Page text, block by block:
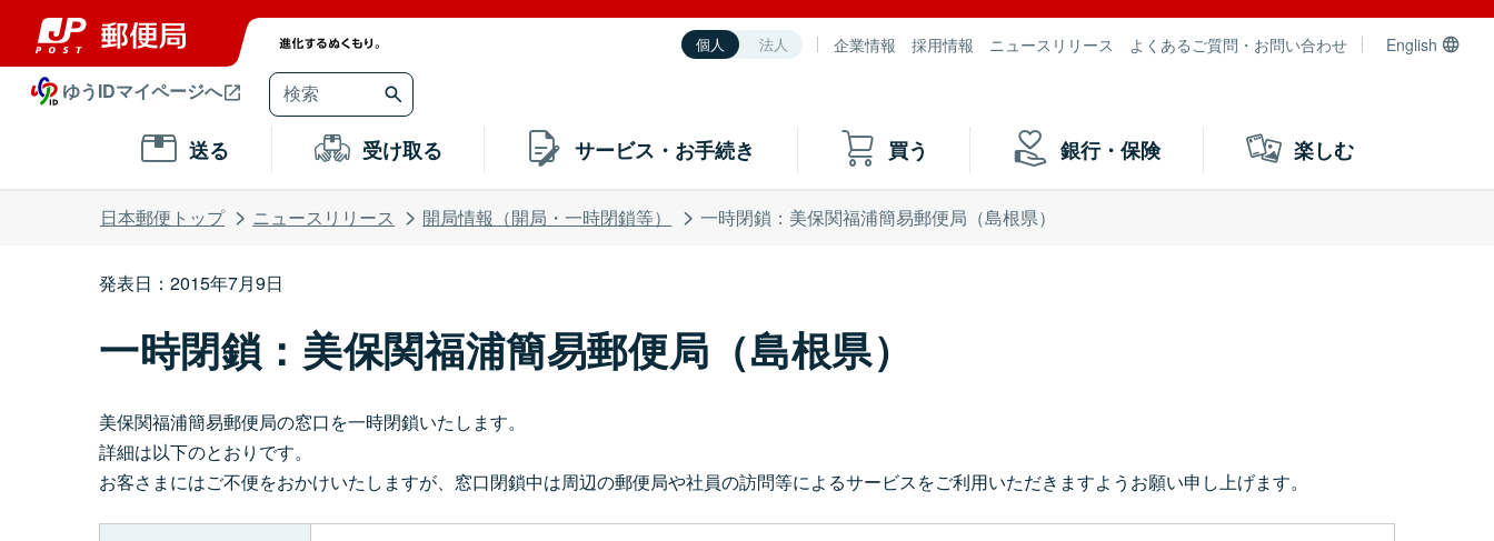
個人 法人 企業情報 採用情報 ニュースリリース よくあるご質問・お問い合わせ English
ゆうIDマイページへ
送る 受け取る サービス・お手続き 買う 銀行・保険 楽しむ
日本郵便トップ ニュースリリース 開局情報（開局・一時閉鎖等） 一時閉鎖：美保関福浦簡易郵便局（島根県）
発表日：2015年7月9日
一時閉鎖：美保関福浦簡易郵便局（島根県）
美保関福浦簡易郵便局の窓口を一時閉鎖いたします。
詳細は以下のとおりです。
お客さまにはご不便をおかけいたしますが、窓口閉鎖中は周辺の郵便局や社員の訪問等によるサービスをご利用いただきますようお願い申し上げます。